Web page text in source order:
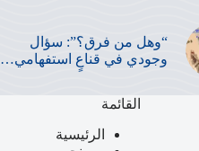
“وهل من فرق؟”: سؤال
وجودي في قناعٍ استفهامي…
القائمة
الرئيسية